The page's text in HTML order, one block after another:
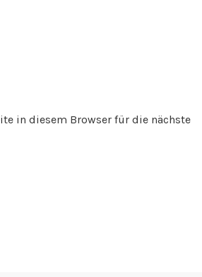
in diesem Browser für die nächste